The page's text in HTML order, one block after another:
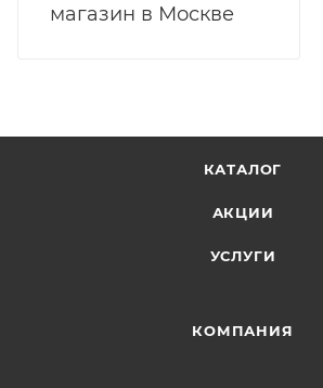
магазин в Москве
КАТАЛОГ
АКЦИИ
УСЛУГИ
КОМПАНИЯ